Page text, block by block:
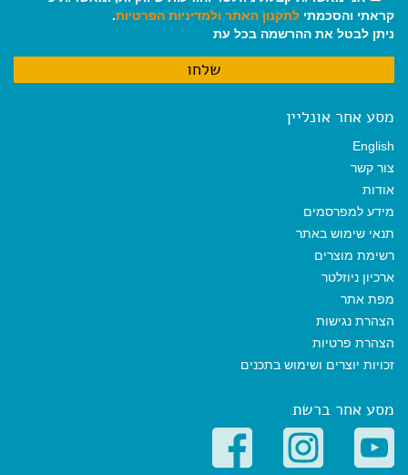
קראתי והסכמתי לתקנון האתר ולמדיניות הפרטיות.
ניתן לבטל את ההרשמה בכל עת
מסע אחר אונליין
English
צור קשר
אודות
מידע למפרסמים
תנאי שימוש באתר
רשימת מוצרים
ארכיון ניוזלטר
מפת אתר
הצהרת נגישות
הצהרת פרטיות
זכויות יוצרים ושימוש בתכנים
מסע אחר ברשת